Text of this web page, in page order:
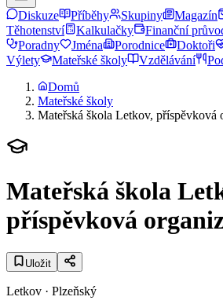
Diskuze Příběhy Skupiny Magazín
Těhotenství
Kalkulačky Finanční
Poradny
Jména Porodnice Doktoři
Výlety
Mateřské školy Vzdělávání
Domů
Mateřské školy
Mateřská škola Letkov, příspěvková
Mateřská škola
příspěvková
Uložit
Letkov · Plzeňský